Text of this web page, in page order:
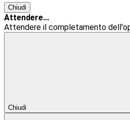
Chiudi
Attendere...
Attendere il completamento
Chiudi